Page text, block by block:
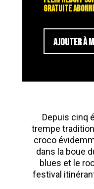
GRATUITE
AJOUTER À
Depuis cinq
trempe
croco
dans la boue
blues et le
festival